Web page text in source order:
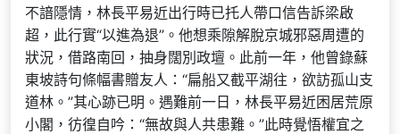
不諳隱情，林長平易近出行時已托人帶口信告訴梁啟
超，此行實“以進為退”。他想乘隙解脫京城邪惡周遭的
狀況，借路南回，抽身闊別政壇。此前一年，他曾錄蘇
東坡詩句條幅書贈友人：“扁船又截平湖往，欲訪孤山支
道林。”其心跡已明。遇難前一日，林長平易近困居荒原
小閣，彷徨自吟：“無故與人共患難。”此時覺悟權宜之